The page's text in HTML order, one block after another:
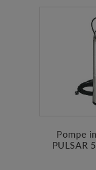
Pompe
PULSAR